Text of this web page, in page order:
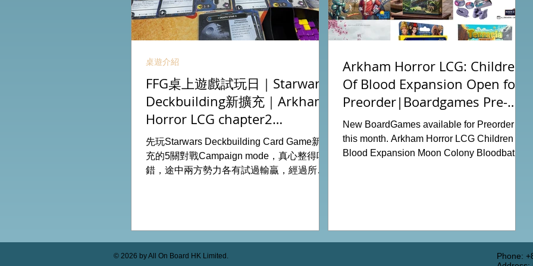
FFG桌上遊戲試玩日｜Starwars
Deckbuilding新擴充｜Arkham
Horror LCG chapter2
INVESTIGATOR deck
先玩Starwars Deckbuilding Card Game新擴
充的5關對戰Campaign mode，真心整得唔
錯，途中兩方勢力各有試過輸贏，經過所有
全天的FFG桌遊日完滿結束。 #桌遊場地 All
On Board HK棋間限定桌遊店Book位熱線
桌遊介紹
Arkham Horror LCG: Children
Of Blood Expansion Open for
Preorder|Boardgames Pre-
Order News July2026
New BoardGames available for Preorder for
this month. Arkham Horror LCG Children Of
Blood Expansion Moon Colony Bloodbath
shop: https://www.allonboardhk.com/shop
© 2026 by All On Board HK Limited.
Phone: